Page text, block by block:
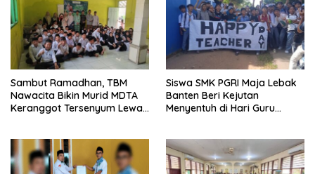
Sambut Ramadhan, TBM
Nawacita Bikin Murid MDTA
Keranggot Tersenyum Lewat
Siswa SMK PGRI Maja Lebak
Banten Beri Kejutan
Menyentuh di Hari Guru